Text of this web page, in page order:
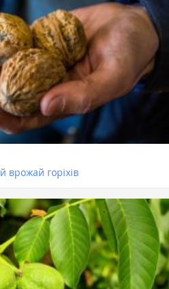
врожай горіхів